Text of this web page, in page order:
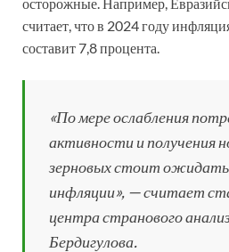
считает, что в 2024 году
составит 7,8 процента.
«По мере ослабления
активности и получения
зерновых стоит ожидать
инфляции», — считает
центра странового
Бердигулова.